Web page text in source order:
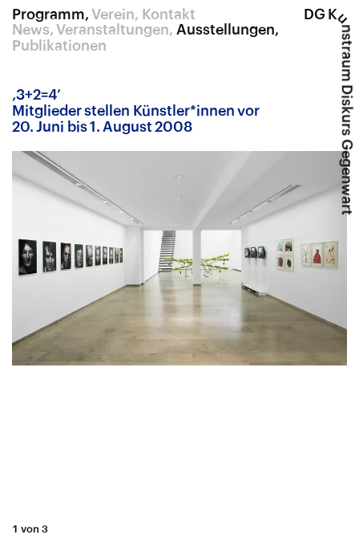
DG Ku
nstraum Diskurs Gegenwart
Programm
News Veranstaltungen
Ausstellungen
Publikationen
Verein Kontakt
‚3+2=4’
Mitglieder stellen Künstler*innen vor
20. Juni bis 1. August 2008
1 von 3